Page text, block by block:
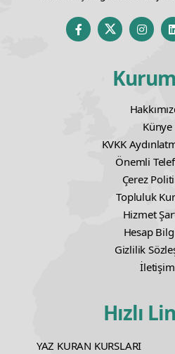
Künye
KVKK
Önemli
Çerez
Topluluk
Hizmet
Hesap
Gizlilik
İletişim
Hızlı
YAZ KURAN KURSLARI